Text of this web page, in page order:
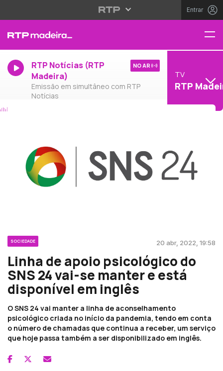
Entrar
RTP Notícias (RTP
Madeira)
Emissão em simultâneo com RTP
Notícias
NO AR
TV
RTP
SOCIEDADE 20 abr, 2022, 19:58
Linha de apoio psicológico do
SNS 24 vai-se manter e está
disponível em inglês
O SNS 24 vai manter a linha de aconselhamento
psicológico criada no início da pandemia, tendo em conta
o número de chamadas que continua a receber, um serviço
que hoje passa também a ser disponibilizado em inglês.